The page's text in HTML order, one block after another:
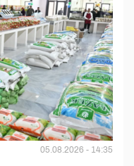
05.08.2026 - 14:35